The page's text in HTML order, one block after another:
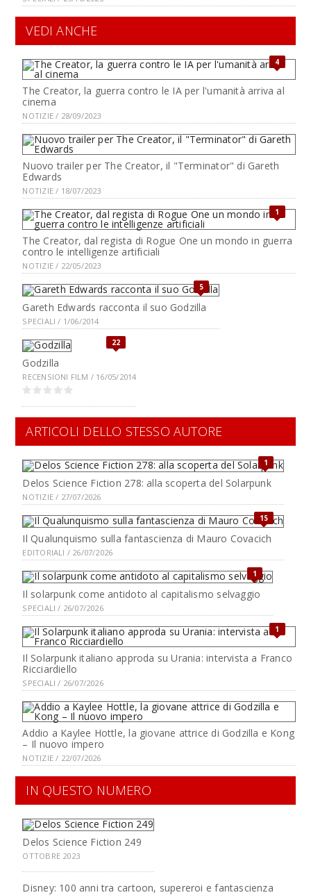
VEDI ANCHE
4
The Creator, la guerra contro le IA per l'umanità arriva al
cinema
NOTIZIE / 28/09/2023
Nuovo trailer per The Creator, il "Terminator" di Gareth
Edwards
NOTIZIE / 18/07/2023
1
The Creator, dal regista di Rogue One un mondo in guerra
contro le intelligenze artificiali
NOTIZIE / 22/05/2023
5
Gareth Edwards racconta il suo Godzilla
SPECIALI / 1/06/2014
22
Godzilla
RECENSIONI FILM / 16/05/2014
ARTICOLI DELLO STESSO AUTORE
1
Delos Science Fiction 278: alla scoperta del Solarpunk
NOTIZIE / 27/07/2026
15
Il Qualunquismo sulla fantascienza di Mauro Covacich
EDITORIALI / 26/07/2026
1
Il solarpunk come antidoto al capitalismo selvaggio
SPECIALI / 26/07/2026
1
Il Solarpunk italiano approda su Urania: intervista a Franco
Ricciardiello
SPECIALI / 26/07/2026
Addio a Kaylee Hottle, la giovane attrice di Godzilla e Kong
– Il nuovo impero
NOTIZIE / 22/07/2026
IN QUESTO NUMERO
Delos Science Fiction 249
OTTOBRE 2023
Disney: 100 anni tra cartoon, supereroi e fantascienza